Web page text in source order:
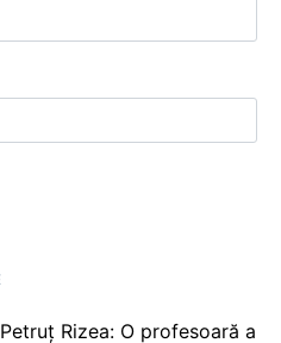
Rizea: O profesoară a